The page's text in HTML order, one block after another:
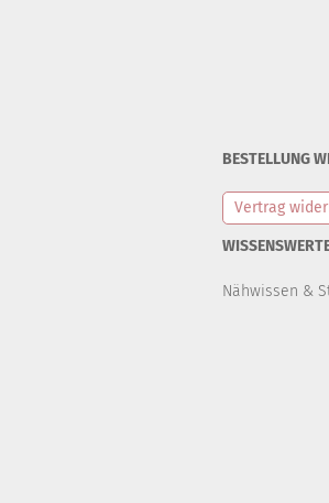
BESTELLUNG
Vertrag
Nähwissen &